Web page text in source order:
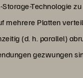
Technologie
mehrere Platten
(d. h. parallel)
gezwungen